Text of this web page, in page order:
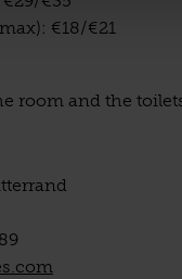
€18/€21
room and the